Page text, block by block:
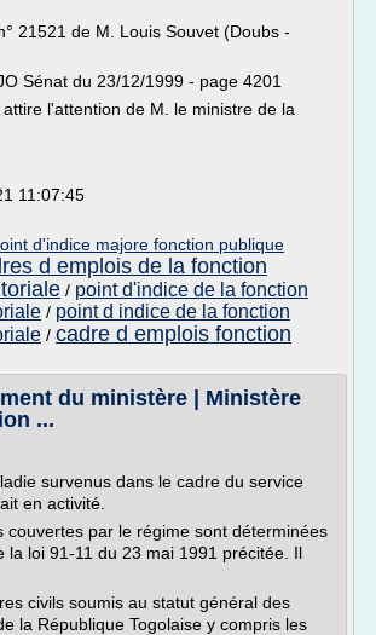
21521 de M. Louis Souvet (Doubs -
Sénat du 23/12/1999 - page 4201
l'attention de M. le ministre de la
11:07:45
d'indice majore fonction publique
d emplois de la fonction
/ point d'indice de la fonction
/ point d indice de la fonction
/ cadre d emplois fonction
du ministère | Ministère
...
survenus dans le cadre du service
en activité.
couvertes par le régime sont déterminées
la loi 91-11 du 23 mai 1991 précitée. Il
civils soumis au statut général des
la République Togolaise y compris les